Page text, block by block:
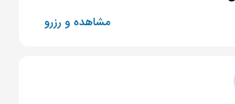
مشاهده و رزرو